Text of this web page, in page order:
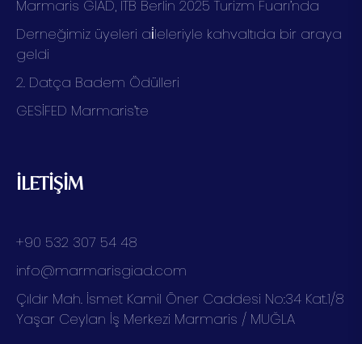
Marmaris GİAD, ITB Berlin 2025 Turizm Fuarı’nda
Derneğimiz üyeleri ai̇leleriyle kahvaltıda bir araya
geldi
2. Datça Badem Ödülleri
GESİFED Marmaris’te
İLETİŞİM
+90 532 307 54 48
info@marmarisgiad.com
Çıldır Mah. İsmet Kamil Öner Caddesi No:34 Kat.1/8
Yaşar Ceylan İş Merkezi Marmaris / MUĞLA